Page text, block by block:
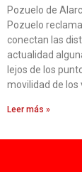
Pozuelo de
Pozuelo
conectan las
actualidad
lejos de los
movilidad de los
Leer más »